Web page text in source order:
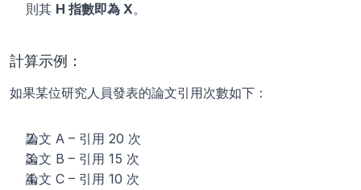
則其 H 指數即為 X。
計算示例：
如果某位研究人員發表的論文引用次數如下：
論文 A – 引用 20 次
論文 B – 引用 15 次
論文 C – 引用 10 次